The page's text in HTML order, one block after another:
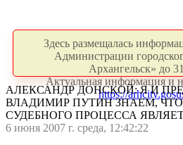
Здесь размещалась
Администрации
Архангельск» до
Актуальная информация и
https://
АЛЕКСАНДР ДОНСКОЙ: Я И
ВЛАДИМИР ПУТИН ЗНАЕМ,
СУДЕБНОГО ПРОЦЕССА
6 июня 2007 г. среда, 12:42:22